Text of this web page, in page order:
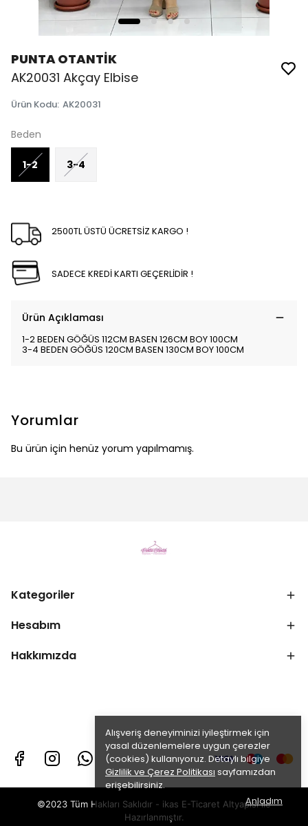
Alışveriş deneyiminizi iyileştirmek için
yasal düzenlemelere uygun çerezler
(cookies) kullanıyoruz. Detaylı bilgiye
Gizlilik ve Çerez Politikası sayfamızdan
erişebilirsiniz.
Anladım
PUNTA OTANTİK
AK20031 Akçay Elbise
Ürün Kodu: AK20031
Beden
1-2 3-4
2500TL ÜSTÜ ÜCRETSİZ KARGO !
SADECE KREDİ KARTI GEÇERLİDİR !
Ürün Açıklaması
1-2 BEDEN GÖĞÜS 112CM BASEN 126CM BOY 100CM
3-4 BEDEN GÖĞÜS 120CM BASEN 130CM BOY 100CM
Yorumlar
Bu ürün için henüz yorum yapılmamış.
Kategoriler
Hesabım
Hakkımızda
©2023 Tüm Hakları Saklıdır - ikas E-Ticaret Altyapısı ile
Hazırlanmıştır.